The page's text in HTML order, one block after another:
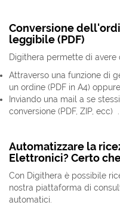
Conversione
leggibile (PDF)
Digithera permette di avere
Attraverso una funzione di
un ordine (PDF in A4)
Inviando una mail a se
conversione (PDF, ZIP, ecc) .
Automatizzare la
Elettronici? Certo
Con Digithera è possibile
nostra piattaforma di
automatici.